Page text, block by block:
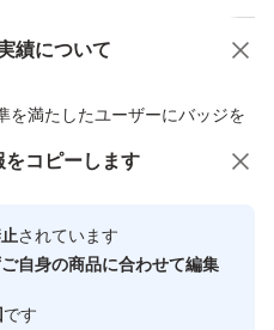
績について
を満たしたユーザーにバッジを
心・安全なユーザーです
商品への質問
をコピーします
されています
自身の商品に合わせて編集
です
スメ